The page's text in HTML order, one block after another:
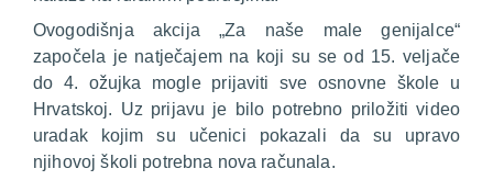
Ovogodišnja akcija „Za naše male genijalce“
započela je natječajem na koji su se od 15. veljače
do 4. ožujka mogle prijaviti sve osnovne škole u
Hrvatskoj. Uz prijavu je bilo potrebno priložiti video
uradak kojim su učenici pokazali da su upravo
njihovoj školi potrebna nova računala.